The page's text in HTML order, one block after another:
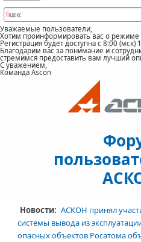
Уважаемые пользователи,
Хотим проинформировать вас о режиме
Регистрация будет доступна с 8:00 (мск)
Благодарим вас за понимание и
стремимся предоставить вам лучший
С уважением,
Команда Ascon
Новости: АСКОН принял
системы вывода из
опасных объектов Росатома